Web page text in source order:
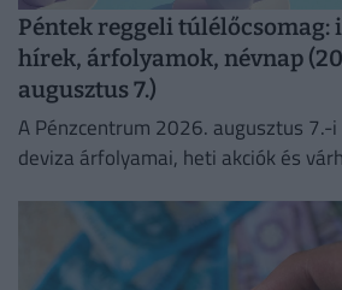
Péntek reggeli túlélőcsomag:
hírek, árfolyamok, névnap
augusztus 7.)
A Pénzcentrum 2026. augusztus 7.-
deviza árfolyamai, heti akciók és